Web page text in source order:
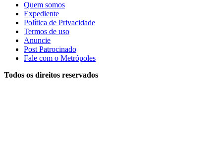
Quem somos
Expediente
Política de Privacidade
Termos de uso
Anuncie
Post Patrocinado
Fale com o Metrópoles
Todos os direitos reservados